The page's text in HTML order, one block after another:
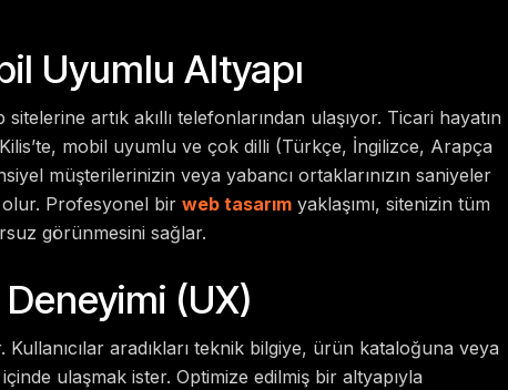
Uyumlu Altyapı
sitelerine artık akıllı telefonlarından ulaşıyor. Ticari hayatın
mobil uyumlu ve çok dilli (Türkçe, İngilizce, Arapça
müşterilerinizin veya yabancı ortaklarınızın saniyeler
Profesyonel bir web tasarımyaklaşımı, sitenizin tüm
görünmesini sağlar.
Deneyimi (UX)
aradıkları teknik bilgiye, ürün kataloğuna veya
ulaşmak ister. Optimize edilmiş bir altyapıyla